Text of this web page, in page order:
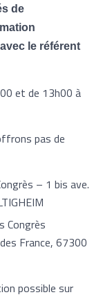
de
le référent
et de 13h00 à
pas de
– 1 bis ave.
Congrès
France, 67300
possible sur